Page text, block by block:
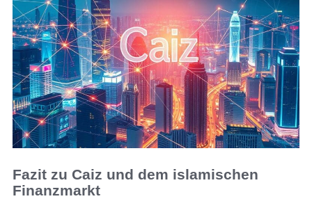
Fazit zu Caiz und dem islamischen
Finanzmarkt